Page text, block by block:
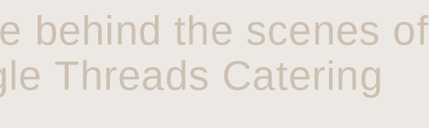
behind the scenes of
Threads Catering